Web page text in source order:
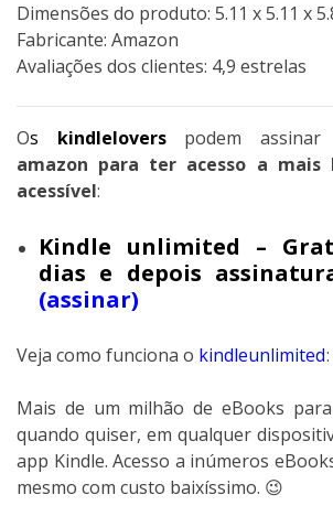
Dimensões do produto:‎ 5.11 x 5.11 x
Fabricante: Amazon
Avaliações dos clientes: 4,9 estrelas
Os kindlelovers podem assinar
amazon para ter acesso a
acessível:
Kindle unlimited –
dias e depois
(assinar)
Veja como funciona o kindleunlimited:
Mais de um milhão de eBooks
quando quiser, em qualquer
app Kindle. Acesso a inúmeros
mesmo com custo baixíssimo. 😉